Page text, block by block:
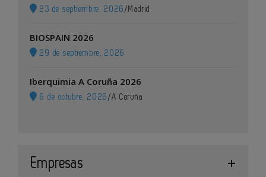
23 de septiembre, 2026 / Madrid
BIOSPAIN 2026
29 de septiembre, 2026
Iberquimia A Coruña 2026
6 de octubre, 2026 /A Coruña
Empresas